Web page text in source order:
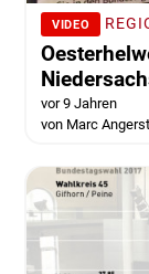
VIDEO
vor 9 Jahren
von Marc